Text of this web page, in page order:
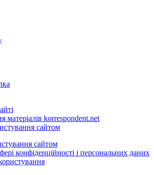
матеріалів korrespondent.net
сайтом
сайтом
конфіденційності і персональних даних